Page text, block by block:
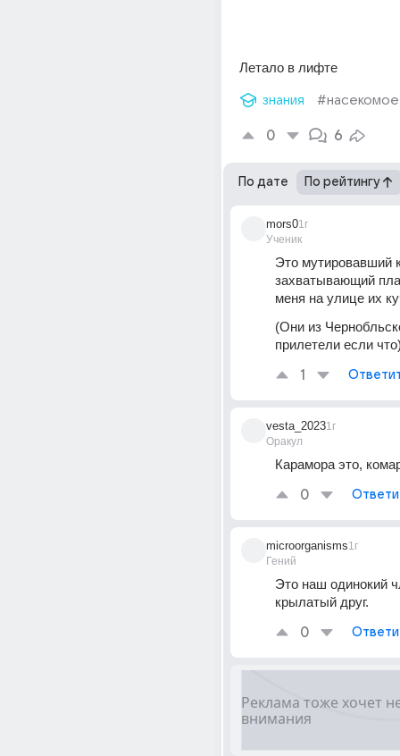
Летало в лифте
знания #насекомое
0 6
По дате По рейтингу
mors0
Ученик
1г
Это мутировавший
захватывающий
меня на улице их
(Они из
прилетели если
1
vesta_2023
Оракул
1г
Карамора это,
0
microorganisms
Гений
1г
Это наш одинокий
крылатый друг.
0